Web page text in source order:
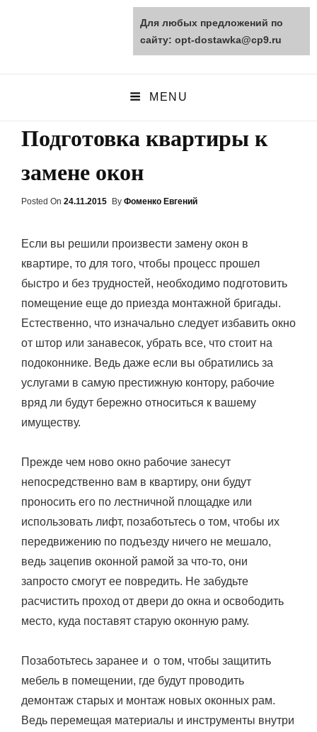
opt-dostawka.ru
MENU
Подготовка квартиры к
замене окон
Posted On Posted
24.11.2015 By Фоменко Евгений
Если вы решили произвести замену окон в
квартире, то для того, чтобы процесс прошел
быстро и без трудностей, необходимо подготовить
помещение еще до приезда монтажной бригады.
Естественно, что изначально следует избавить окно
от штор или занавесок, убрать все, что стоит на
подоконнике. Ведь даже если вы обратились за
услугами в самую престижную контору, рабочие
вряд ли будут бережно относиться к вашему
имуществу.
Прежде чем ново окно рабочие занесут
непосредственно вам в квартиру, они будут
проносить его по лестничной площадке или
использовать лифт, позаботьтесь о том, чтобы их
передвижению по подъезду ничего не мешало,
ведь зацепив оконной рамой за что-то, они
запросто смогут ее повредить. Не забудьте
расчистить проход от двери до окна и освободить
место, куда поставят старую оконную раму.
Позаботьтесь заранее и о том, чтобы защитить
мебель в помещении, где будут проводить
демонтаж старых и монтаж новых оконных рам.
Ведь перемещая материалы и инструменты внутри
Для любых предложений по
сайту: opt-dostawka@cp9.ru